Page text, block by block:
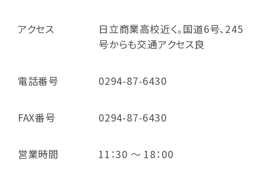
アクセス
日立商業高校近く。国道6号、245
号からも交通アクセス良
電話番号 0294-87-6430
FAX番号 0294-87-6430
営業時間 11：30 ～ 18：00